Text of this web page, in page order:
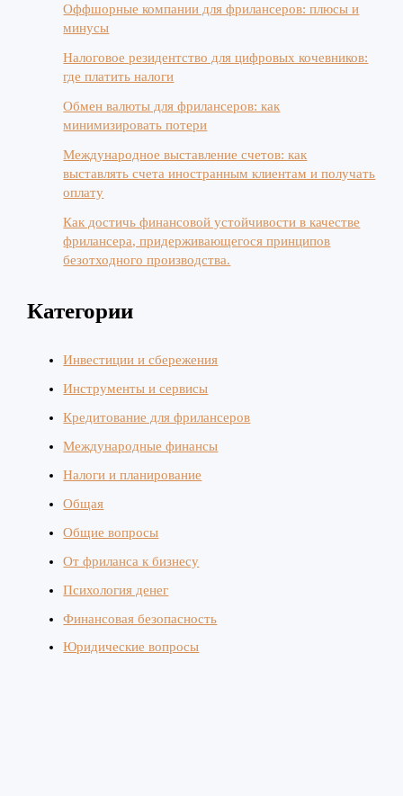
Оффшорные компании для фрилансеров: плюсы и
минусы
Налоговое резидентство для цифровых кочевников:
где платить налоги
Обмен валюты для фрилансеров: как
минимизировать потери
Международное выставление счетов: как
выставлять счета иностранным клиентам и получать
оплату
Как достичь финансовой устойчивости в качестве
фрилансера, придерживающегося принципов
безотходного производства.
Категории
Инвестиции и сбережения
Инструменты и сервисы
Кредитование для фрилансеров
Международные финансы
Налоги и планирование
Общая
Общие вопросы
От фриланса к бизнесу
Психология денег
Финансовая безопасность
Юридические вопросы